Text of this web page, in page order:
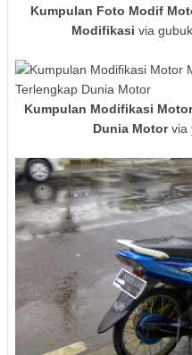
Kumpulan Foto Modif
Modifikasi via
Kumpulan Modifikasi
Dunia Motorvia